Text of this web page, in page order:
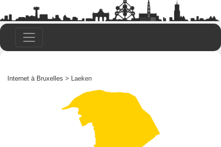
Internet à Bruxelles > Laeken